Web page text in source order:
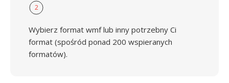
2
Wybierz format wmf lub inny potrzebny Ci
format (spośród ponad 200 wspieranych
formatów).